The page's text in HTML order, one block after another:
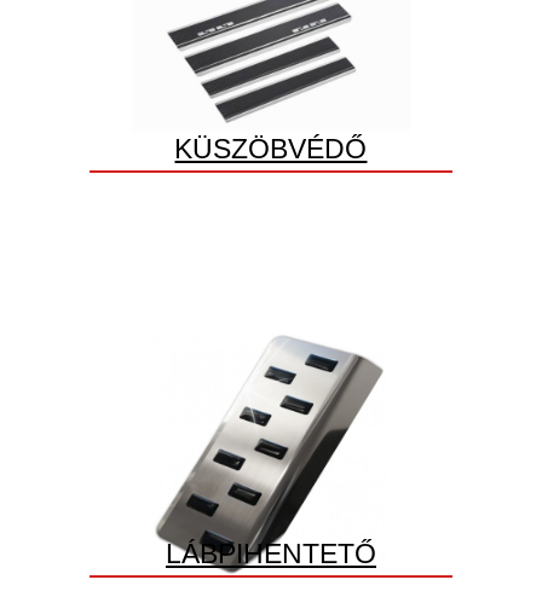
KÜSZÖBVÉDŐ
LÁBPIHENTETŐ